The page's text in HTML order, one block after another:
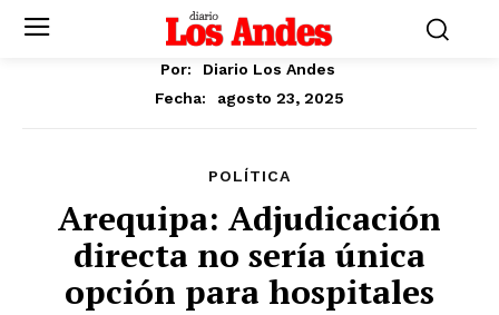
Por:
Diario Los Andes
Fecha:
agosto 23, 2025
POLÍTICA
Arequipa: Adjudicación
directa no sería única
opción para hospitales